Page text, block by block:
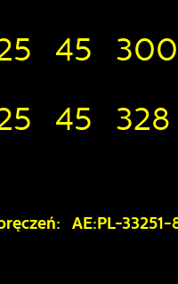
45 300
45 328
AE:PL-33251-